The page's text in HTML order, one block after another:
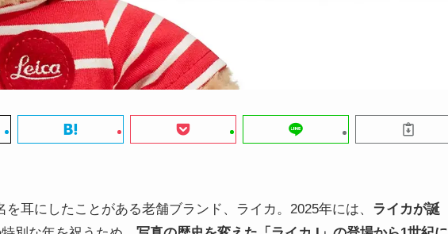
耳にしたことがある老舗ブランド、ライカ。2025年には、 ライカが誕